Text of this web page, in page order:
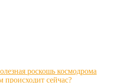
роскошь космодрома
сейчас?